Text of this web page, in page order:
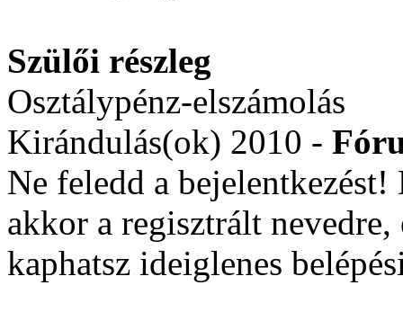
Szülői részleg
Osztálypénz-elszámolás
Kirándulás(ok) 2010 -
Ne feledd a
akkor a regisztrált
kaphatsz ideiglenes